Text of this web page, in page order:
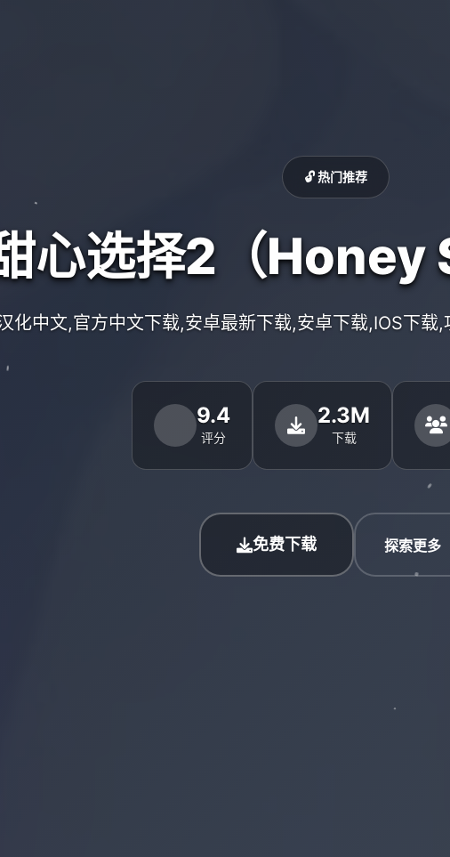
🔓 热门推荐
心选择2（Honey
化中文,官方中文下载,安卓最新下载,安卓下载,IOS下载
9.4
评分
2.3M
下载
免费下载 探索更多